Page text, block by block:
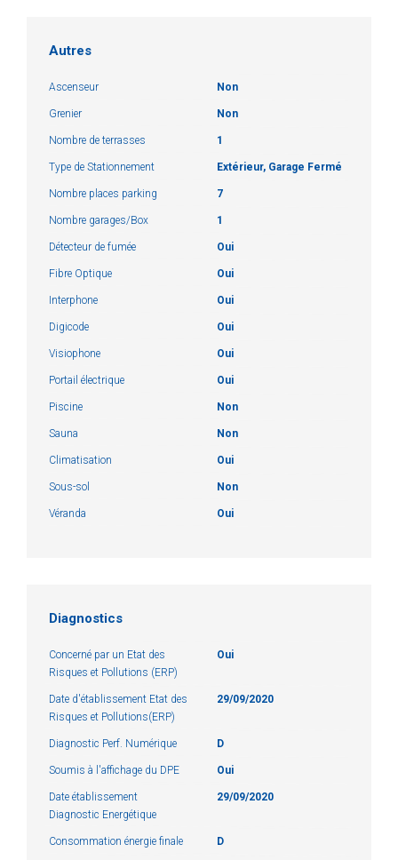
Autres
Ascenseur Non
Grenier Non
Nombre de terrasses 1
Type de Stationnement Extérieur, Garage Fermé
Nombre places parking 7
Nombre garages/Box 1
Détecteur de fumée Oui
Fibre Optique Oui
Interphone Oui
Digicode Oui
Visiophone Oui
Portail électrique Oui
Piscine Non
Sauna Non
Climatisation Oui
Sous-sol Non
Véranda Oui
Diagnostics
Concerné par un Etat des
Risques et Pollutions (ERP)
Oui
Date d'établissement Etat des
Risques et Pollutions(ERP)
29/09/2020
Diagnostic Perf. Numérique D
Soumis à l'affichage du DPE Oui
Date établissement
Diagnostic Energétique
29/09/2020
Consommation énergie finale D